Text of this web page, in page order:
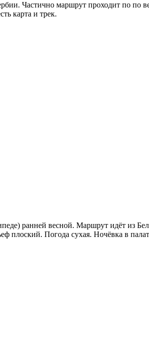
Частично маршрут проходит по по
карта и трек.
ранней весной. Маршрут идёт из
плоский. Погода сухая. Ночёвка в